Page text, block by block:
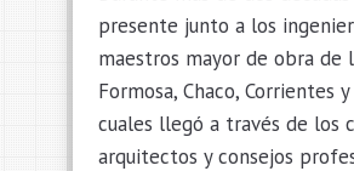
presente junto a los
maestros mayor de obra de
Formosa, Chaco, Corrientes
cuales llegó a través de los
arquitectos y consejos